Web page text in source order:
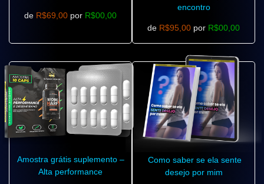
de R$69,00 por R$00,00
encontro
de R$95,00 por R$00,00
Amostra grátis suplemento –
Alta performance
Como saber se ela sente
desejo por mim